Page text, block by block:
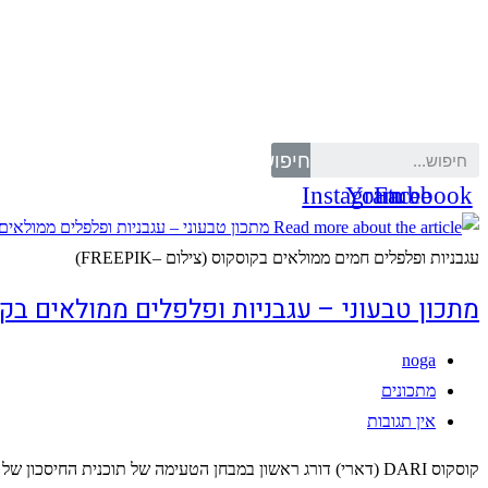
חיפוש
Facebook
Youtube
Instagram
עגבניות ופלפלים חמים ממולאים בקוסקוס (צילום –FREEPIK)
מתכון טבעוני – עגבניות ופלפלים ממולאים
מחבר:
noga
קטגוריה:
מתכונים
תגובות:
אין תגובות
קוסקוס DARI (דארי) דורג ראשון במבחן הטעימה של תוכנית החיסכון של ערוץ 12: פשוט, כי הוא באמת הכי טעים! קבלו מתכון נהדר של עגבניות ופלפלים חמים, ממולאים בקוסקוס טעים, עשבי…